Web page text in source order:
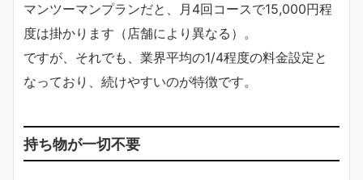
マンツーマンプランだと、月4回コースで15,000円程
度は掛かります（店舗により異なる）。
ですが、それでも、業界平均の1/4程度の料金設定と
なっており、続けやすいのが特徴です。
持ち物が一切不要